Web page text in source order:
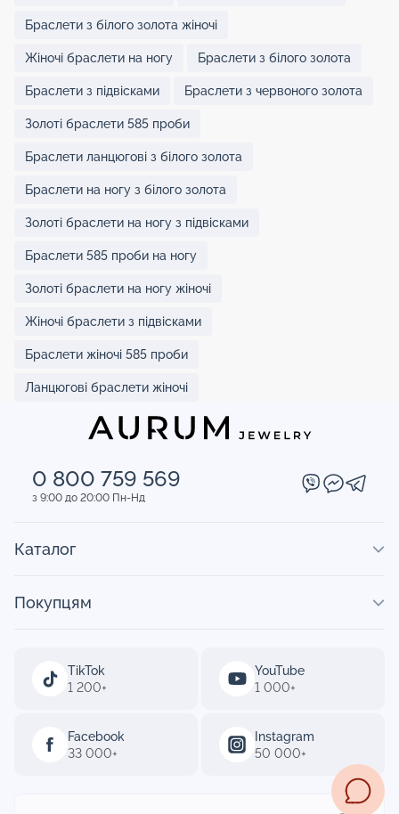
Браслети з білого золота жіночі
Жіночі браслети на ногу Браслети з білого золота
Браслети з підвісками Браслети з червоного золота
Золоті браслети 585 проби
Браслети ланцюгові з білого золота
Браслети на ногу з білого золота
Золоті браслети на ногу з підвісками
Браслети 585 проби на ногу
Золоті браслети на ногу жіночі
Жіночі браслети з підвісками
Браслети жіночі 585 проби
Ланцюгові браслети жіночі
0 800 759 569
з 9:00 до 20:00 Пн-Нд
TikTok
1 200+
YouTube
1 000+
Facebook
33 000+
Instagram
50 000+
Каталог
Покупцям